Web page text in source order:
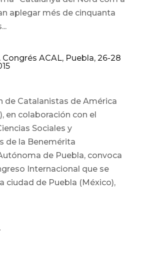
aplegar més de cinquanta
Congrés ACAL, Puebla, 26-28
de Catalanistas de América
en colaboración con el
Sociales y
de la Benemérita
de Puebla, convoca
Internacional que se
ciudad de Puebla (México),